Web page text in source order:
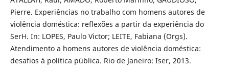
Pierre. Experiências no trabalho com homens autores de
violência doméstica: reflexões a partir da experiência do
SerH. In: LOPES, Paulo Victor; LEITE, Fabiana (Orgs).
Atendimento a homens autores de violência doméstica:
desafios à política pública. Rio de Janeiro: Iser, 2013.